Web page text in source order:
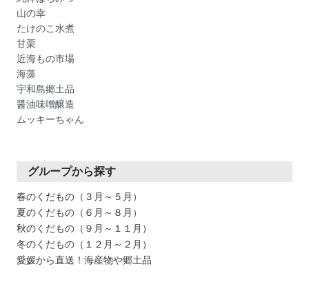
山の幸
たけのこ水煮
甘栗
近海もの市場
海藻
宇和島郷土品
醤油味噌醸造
ムッキーちゃん
グループから探す
春のくだもの（３月～５月）
夏のくだもの（６月～８月）
秋のくだもの（９月～１１月）
冬のくだもの（１２月～２月）
愛媛から直送！海産物や郷土品